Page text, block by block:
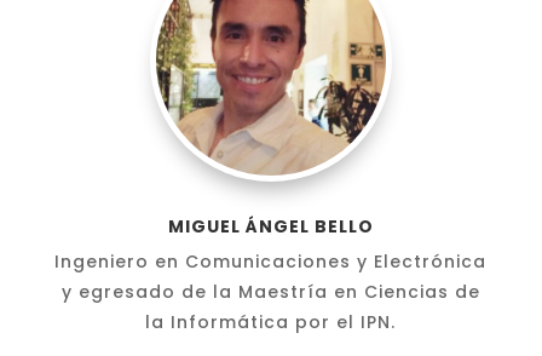
MIGUEL ÁNGEL BELLO
Ingeniero en Comunicaciones y Electrónica
y egresado de la Maestría en Ciencias de
la Informática por el IPN.